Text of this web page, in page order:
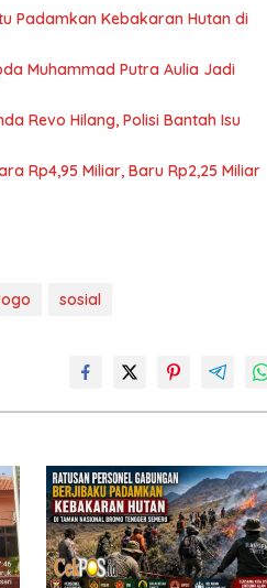
Padamkan Kebakaran Hutan di
Muhammad Putra Aulia Jadi
Revo Hilang, Polisi Bantah Isu
Rp4,95 Miliar, Baru Rp2,25 Miliar
sosial